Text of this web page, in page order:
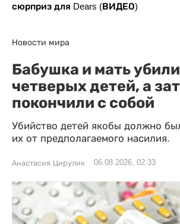
сюрприз для Dears (ВИДЕО)
Новости мира
Бабушка и мать убили
четверых детей, а
покончили с собой
Убийство детей якобы должно
их от предполагаемого насилия.
Анастасия Цирулик 06.08.2026, 02:33